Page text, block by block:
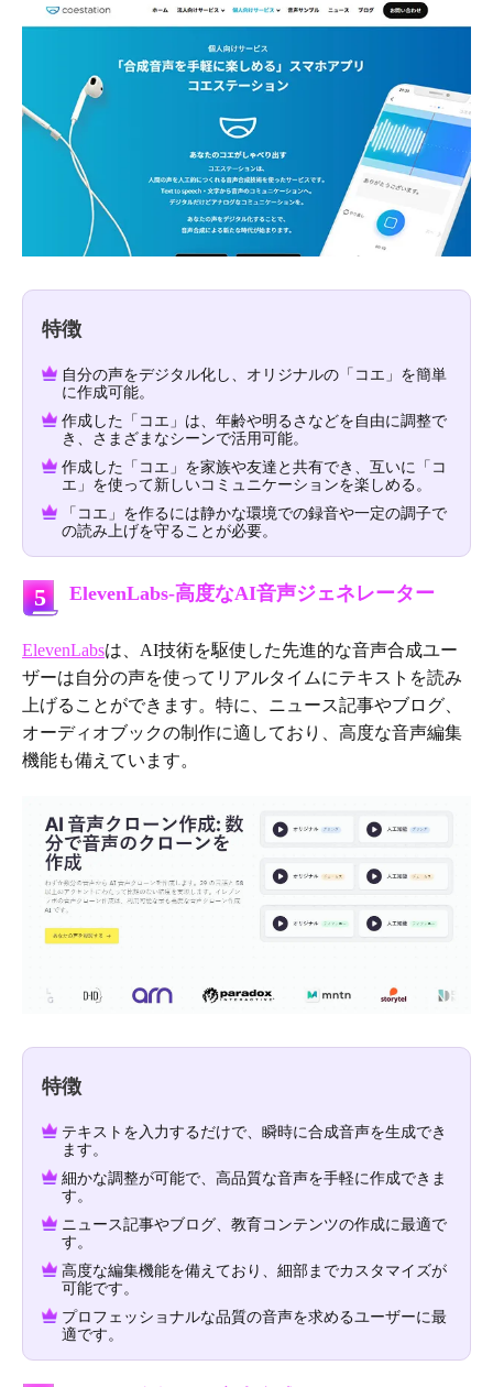
特徴
自分の声をデジタル化し、オリジナルの「コエ」を簡単
に作成可能。
作成した「コエ」は、年齢や明るさなどを自由に調整で
き、さまざまなシーンで活用可能。
作成した「コエ」を家族や友達と共有でき、互いに「コ
エ」を使って新しいコミュニケーションを楽しめる。
「コエ」を作るには静かな環境での録音や一定の調子で
の読み上げを守ることが必要。
5 ElevenLabs-高度なAI音声ジェネレーター
ElevenLabsは、AI技術を駆使した先進的な音声合成ユー
ザーは自分の声を使ってリアルタイムにテキストを読み
上げることができます。特に、ニュース記事やブログ、
オーディオブックの制作に適しており、高度な音声編集
機能も備えています。
特徴
テキストを入力するだけで、瞬時に合成音声を生成でき
ます。
細かな調整が可能で、高品質な音声を手軽に作成できま
す。
ニュース記事やブログ、教育コンテンツの作成に最適で
す。
高度な編集機能を備えており、細部までカスタマイズが
可能です。
プロフェッショナルな品質の音声を求めるユーザーに最
適です。